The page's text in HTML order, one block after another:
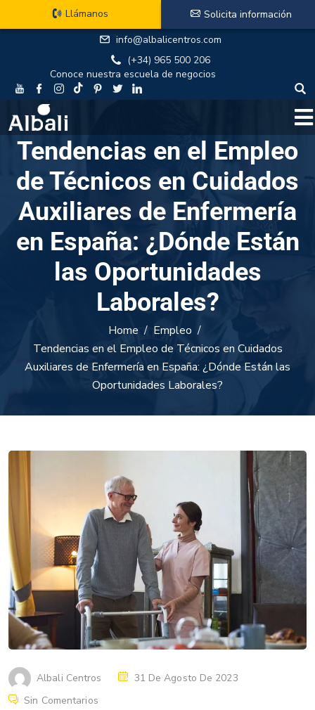
info@albalicentros.com
(+34) 965 500 206
Conoce nuestra escuela de negocios
Llámanos Solicita información
Tendencias en el Empleo
de Técnicos en Cuidados
Auxiliares de Enfermería
en España: ¿Dónde Están
las Oportunidades
Laborales?
Home
Empleo
Tendencias en el Empleo de Técnicos en Cuidados
Auxiliares de Enfermería en España: ¿Dónde Están las
Oportunidades Laborales?
Albali Centros
31 De Agosto De 2023
Sin Comentarios